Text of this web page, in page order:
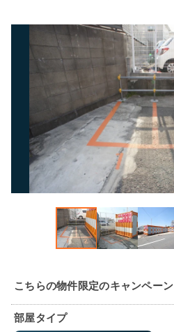
こちらの物件限定のキャンペーン
部屋タイプ